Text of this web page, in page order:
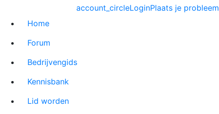
Plaats je probleem
account_circleLogin
Home
Forum
Bedrijvengids
Kennisbank
Lid worden